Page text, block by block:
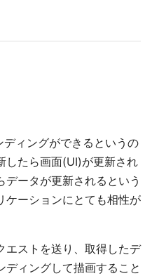
ィングができるというの
したら画面(UI)が更新され
データが更新されるという
ケーションにとても相性が
エストを送り、取得したデ
ディングして描画すること